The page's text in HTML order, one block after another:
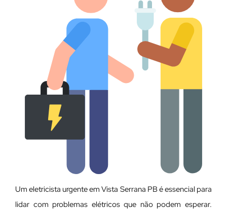
Um eletricista urgente em Vista Serrana PB é essencial para
lidar com problemas elétricos que não podem esperar.